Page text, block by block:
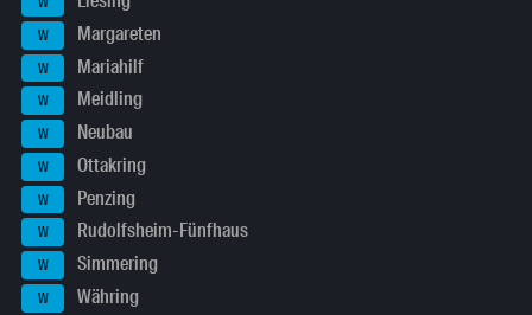
W Margareten
W Mariahilf
W Meidling
W Neubau
W Ottakring
W Penzing
W Rudolfsheim-Fünfhaus
W Simmering
W Währing